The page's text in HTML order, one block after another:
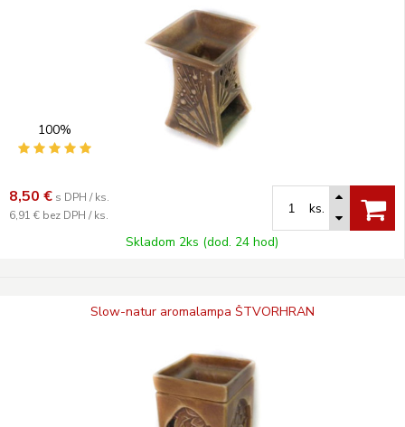
100%
8,50 € s DPH / ks.
6,91 € bez DPH / ks.
ks.
Skladom 2ks (dod. 24 hod)
Slow-natur aromalampa ŠTVORHRAN